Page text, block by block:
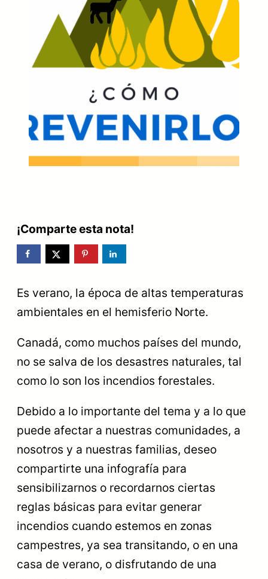
¡Comparte esta nota!
Es verano, la época de altas temperaturas
ambientales en el hemisferio Norte.
Canadá, como muchos países del mundo,
no se salva de los desastres naturales, tal
como lo son los incendios forestales.
Debido a lo importante del tema y a lo que
puede afectar a nuestras comunidades, a
nosotros y a nuestras familias, deseo
compartirte una infografía para
sensibilizarnos o recordarnos ciertas
reglas básicas para evitar generar
incendios cuando estemos en zonas
campestres, ya sea transitando, o en una
casa de verano, o disfrutando de una